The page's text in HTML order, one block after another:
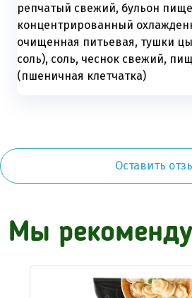
репчатый свежий, бульон
концентрированный
очищенная питьевая, тушки
соль), соль, чеснок свежий,
(пшеничная клетчатка)
Оставить
Мы